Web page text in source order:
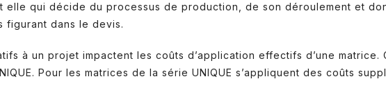
elle qui décide du processus de production, de son déroulement et
figurant dans le devis.
à un projet impactent les coûts d’application effectifs d’une
Pour les matrices de la série UNIQUE s’appliquent des coûts